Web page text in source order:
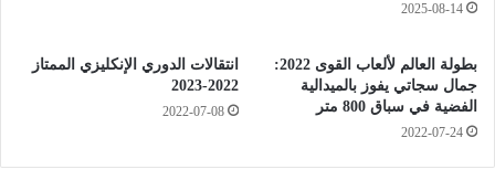
خلال مرحلة المناقشات، وأنا فخور بعودة قضايا المنتخبات الوطنية
لجدول الأعمال”.
اليويفا هدد بمقاطعة كأس العالم
2025-08-14
بطولة العالم لألعاب القوى 2022:
جمال سجاتي يفوز بالميدالية
الفضية في سباق 800 متر
2022-07-24
انتقالات الدوري الإنكليزي الممتاز
2022-2023
2022-07-08